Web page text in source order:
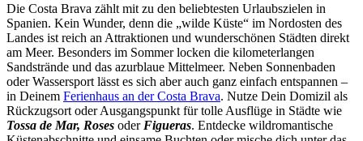
Die Costa Brava zählt mit zu den beliebtesten Urlaubszielen in
Spanien. Kein Wunder, denn die „wilde Küste“ im Nordosten des
Landes ist reich an Attraktionen und wunderschönen Städten direkt
am Meer. Besonders im Sommer locken die kilometerlangen
Sandstrände und das azurblaue Mittelmeer. Neben Sonnenbaden
oder Wassersport lässt es sich aber auch ganz einfach entspannen –
in Deinem Ferienhaus an der Costa Brava. Nutze Dein Domizil als
Rückzugsort oder Ausgangspunkt für tolle Ausflüge in Städte wie
Tossa de Mar, Roses oder Figueras. Entdecke wildromantische